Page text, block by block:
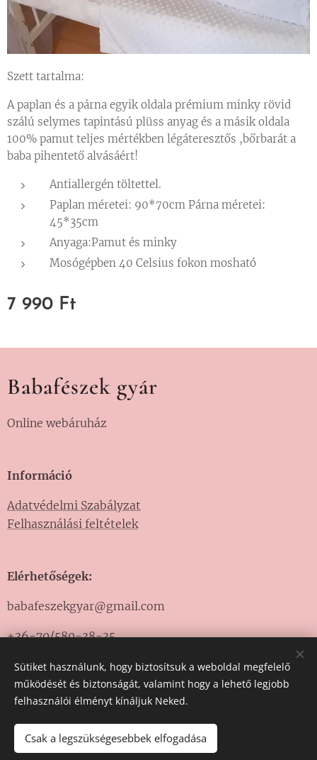
Szett tartalma:
A paplan és a párna egyik oldala prémium minky rövid
szálú selymes tapintású plüss anyag és a másik oldala
100% pamut teljes mértékben légáteresztős ,bőrbarát a
baba pihentető alvásáért!
Antiallergén töltettel.
Paplan méretei: 90*70cm Párna méretei:
45*35cm
Anyaga:Pamut és minky
Mosógépben 40 Celsius fokon mosható
7 990 Ft
Babafészek gyár
Online webáruház
Információ
Adatvédelmi Szabályzat
Felhasználási feltételek
Elérhetőségek:
babafeszekgyar@gmail.com
+36-70/580-38-35
Adatvédelmi szerződés Sütik
Sütiket használunk, hogy biztosítsuk a weboldal megfelelő
működését és biztonságát, valamint hogy a lehető legjobb
felhasználói élményt kínáljuk Neked.
Csak a legszükségesebbek elfogadása